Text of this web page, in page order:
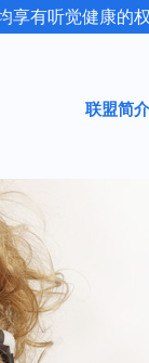
享有听觉健康的权
联盟简介